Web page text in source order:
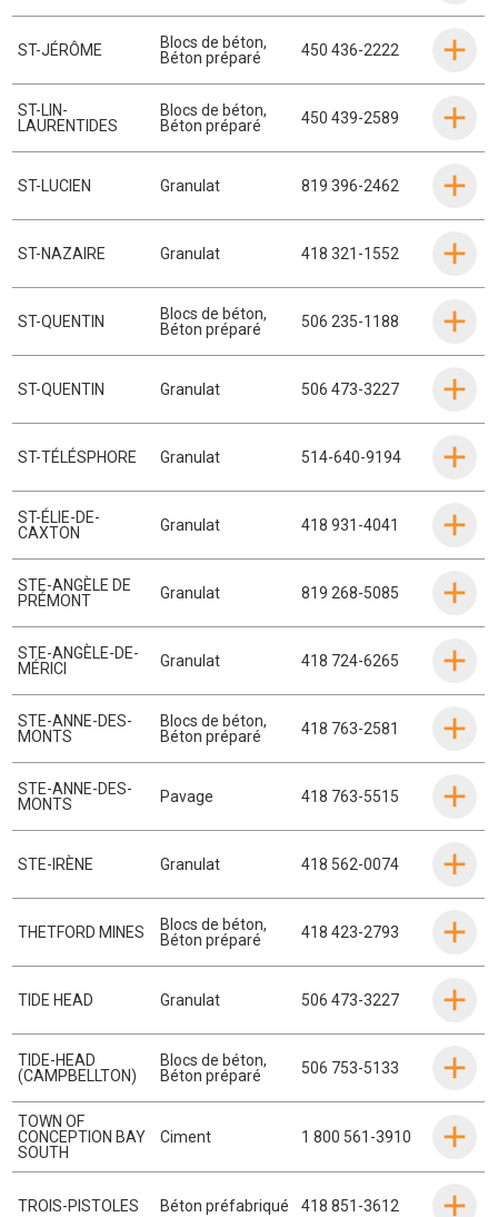
ST-JÉRÔME Blocs de béton,
Béton préparé
450 436-2222
ST-LIN-
LAURENTIDES
Blocs de béton,
Béton préparé
450 439-2589
ST-LUCIEN Granulat 819 396-2462
ST-NAZAIRE Granulat 418 321-1552
ST-QUENTIN Blocs de béton,
Béton préparé
506 235-1188
ST-QUENTIN Granulat 506 473-3227
ST-TÉLÉSPHORE Granulat 514-640-9194
ST-ÉLIE-DE-
CAXTON
Granulat 418 931-4041
STE-ANGÈLE DE
PRÉMONT
Granulat 819 268-5085
STE-ANGÈLE-DE-
MÉRICI
Granulat 418 724-6265
STE-ANNE-DES-
MONTS
Blocs de béton,
Béton préparé
418 763-2581
STE-ANNE-DES-
MONTS
Pavage 418 763-5515
STE-IRÈNE Granulat 418 562-0074
THETFORD MINES Blocs de béton,
Béton préparé
418 423-2793
TIDE HEAD Granulat 506 473-3227
TIDE-HEAD
(CAMPBELLTON)
Blocs de béton,
Béton préparé
506 753-5133
TOWN OF
CONCEPTION BAY
SOUTH
Ciment 1 800 561-3910
TROIS-PISTOLES Béton préfabriqué 418 851-3612